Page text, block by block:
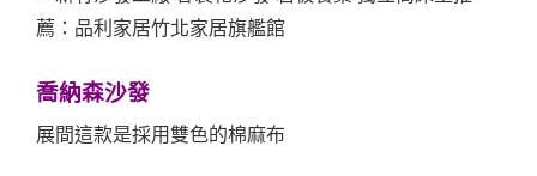
喬納森沙發
展間這款是採用雙色的棉麻布